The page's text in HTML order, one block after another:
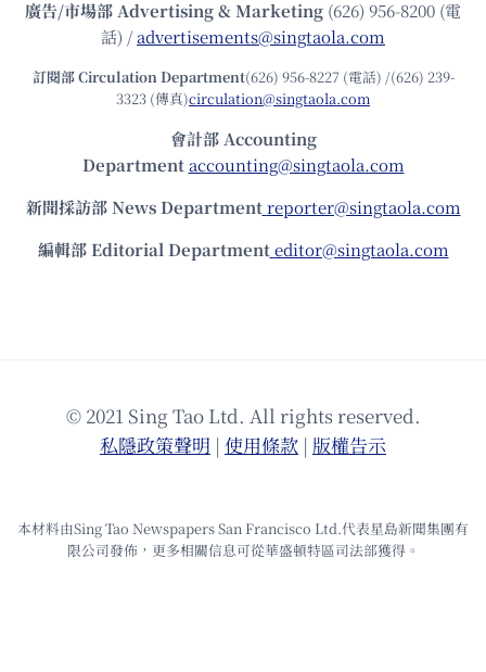
廣告/市場部Advertising & Marketing (626) 956-8200 (電
話) /advertisements@singtaola.com
訂閱部 Circulation Department(626) 956-8227 (電話) /(626) 239-
3323 (傳真)circulation@singtaola.com
會計部 Accounting
Department accounting@singtaola.com
新聞採訪部 News Department reporter@singtaola.com
編輯部 Editorial Department editor@singtaola.com
© 2021 Sing Tao Ltd. All rights reserved.
私隱政策聲明 | 使⽤條款 | 版權告⽰
本材料由Sing Tao Newspapers San Francisco Ltd.代表星島新聞集團有
限公司發佈，更多相關信息可從華盛頓特區司法部獲得。